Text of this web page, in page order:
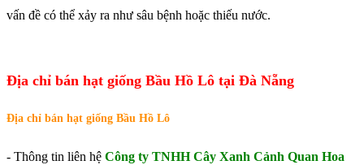
vấn đề có thể xảy ra như sâu bệnh hoặc thiếu nước.
Địa chỉ bán hạt giống Bầu Hồ Lô tại Đà Nẵng
Địa chỉ bán hạt giống Bầu Hồ Lô
- Thông tin liên hệ Công ty TNHH Cây Xanh Cảnh Quan Hoa